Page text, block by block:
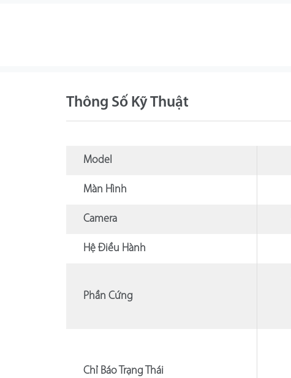
Thông Số Kỹ Thuật
Model
Màn Hình
Camera
Hệ Điều Hành
Phần Cứng
Chỉ Báo Trạng Thái